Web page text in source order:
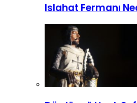
Islahat Fermanı